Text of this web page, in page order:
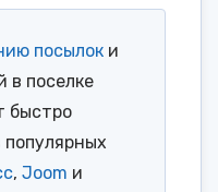
посылок и
в поселке
быстро
популярных
, Joom и